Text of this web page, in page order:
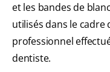
et les bandes de
utilisés dans le cadre
professionnel
dentiste.